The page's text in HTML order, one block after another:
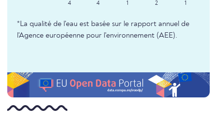
4 4 1 2 1
*La qualité de l'eau est basée sur le rapport annuel de
l'Agence européenne pour l'environnement (AEE).